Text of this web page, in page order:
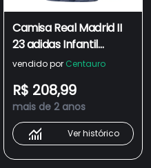
Camisa Real Madrid II
23 adidas Infantil
Torcedor
vendido por Centauro
R$ 208,99
mais de 2 anos
Ver histórico